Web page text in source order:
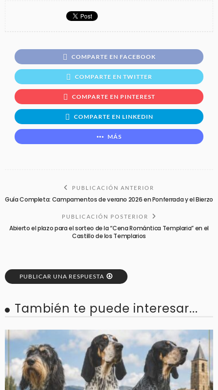
COMPARTE EN FACEBOOK
COMPARTE EN TWITTER
COMPARTE EN PINTEREST
COMPARTE EN LINKEDIN
MÁS
PUBLICACIÓN ANTERIOR
Guía Completa: Campamentos de verano 2026 en Ponferrada y el Bierzo
PUBLICACIÓN POSTERIOR
Abierto el plazo para el sorteo de la “Cena Romántica Templaria” en el
Castillo de los Templarios
PUBLICAR UNA RESPUESTA
También te puede interesar...